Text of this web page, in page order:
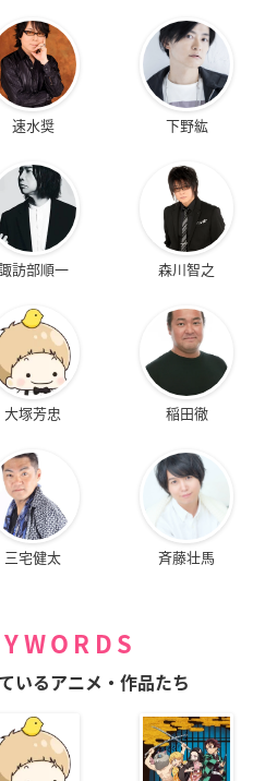
速水奨 下野紘
訪部順一 森川智之
大塚芳忠 稲田徹
三宅健太 斉藤壮馬
いるアニメ・作品たち